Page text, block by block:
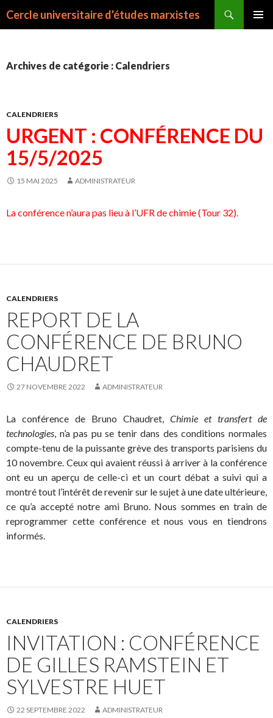
Cercle universitaire d'études marxistes
Archives de catégorie : Calendriers
CALENDRIERS
URGENT : CONFÉRENCE DU
15/5/2025
15 MAI 2025 ADMINISTRATEUR
La conférence n’aura pas lieu à l’UFR de chimie (Tour 32).
CALENDRIERS
REPORT DE LA
CONFÉRENCE DE BRUNO
CHAUDRET
27 NOVEMBRE 2022 ADMINISTRATEUR
La conférence de Bruno Chaudret, Chimie et transfert de
technologies, n’a pas pu se tenir dans des conditions normales
compte-tenu de la puissante grève des transports parisiens du
10 novembre. Ceux qui avaient réussi à arriver à la conférence
ont eu un aperçu de celle-ci et un court débat a suivi qui a
montré tout l’intérêt de revenir sur le sujet à une date ultérieure,
ce qu’a accepté notre ami Bruno. Nous sommes en train de
reprogrammer cette conférence et nous vous en tiendrons
informés.
CALENDRIERS
INVITATION : CONFÉRENCE
DE GILLES RAMSTEIN ET
SYLVESTRE HUET
22 SEPTEMBRE 2022 ADMINISTRATEUR